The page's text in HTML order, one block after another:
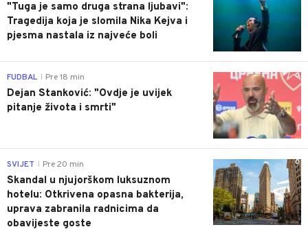
"Tuga je samo druga strana ljubavi":
Tragedija koja je slomila Nika Kejva i
pjesma nastala iz najveće boli
0
FUDBAL Pre 18 min
Dejan Stanković: "Ovdje je uvijek
pitanje života i smrti"
0
SVIJET Pre 20 min
Skandal u njujorškom luksuznom
hotelu: Otkrivena opasna bakterija,
uprava zabranila radnicima da
obavijeste goste